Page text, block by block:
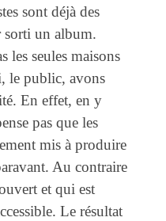
sont déjà des
sorti un album.
les seules maisons
le public, avons
En effet, en y
pas que les
mis à produire
Au contraire
et qui est
Le résultat